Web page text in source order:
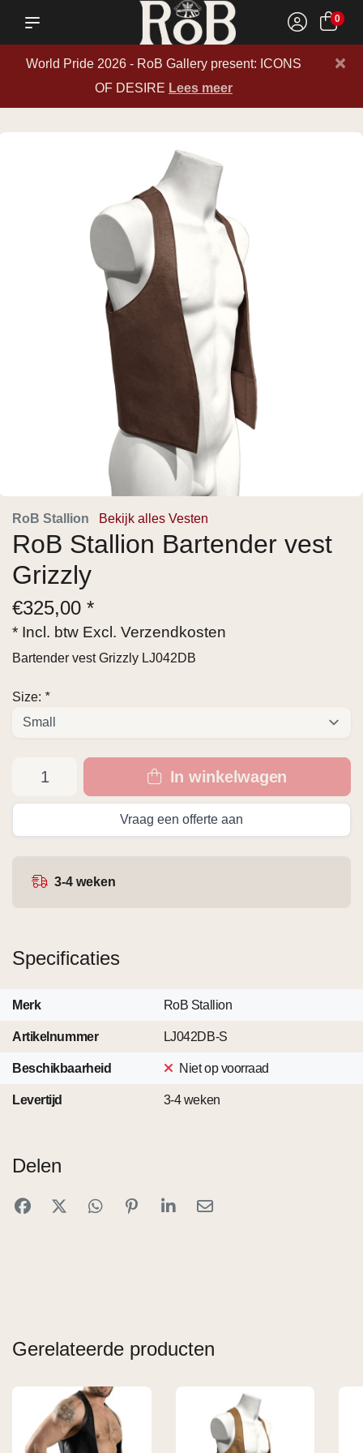
0
World Pride 2026 - RoB Gallery present: ICONS
OF DESIRE Lees meer
×
RoB Stallion Bekijk alles Vesten
RoB Stallion Bartender vest
Grizzly
€325,00 *
* Incl. btw Excl. Verzendkosten
Bartender vest Grizzly LJ042DB
Size: *
In winkelwagen
Vraag een offerte aan
3-4 weken
Specificaties
Merk RoB Stallion
Artikelnummer LJ042DB-S
Beschikbaarheid Niet op voorraad
Levertijd 3-4 weken
Delen
Gerelateerde producten